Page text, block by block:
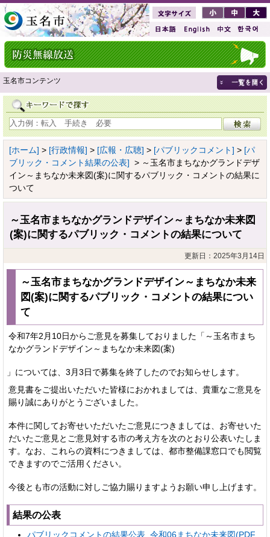
玉名市コンテンツ
[ホーム] > [行政情報] > [広報・広聴] > [パブリックコメント] > [パ
ブリック・コメント結果の公表] > ～玉名市まちなかグランドデザ
イン～まちなか未来図(案)に関するパブリック・コメントの結果に
ついて
～玉名市まちなかグランドデザイン～まちなか未来図
(案)に関するパブリック・コメントの結果について
更新日：2025年3月14日
～玉名市まちなかグランドデザイン～まちなか未来
図(案)に関するパブリック・コメントの結果につい
て
令和7年2月10日からご意見を募集しておりました「～玉名市まち
なかグランドデザイン～まちなか未来図(案)
」については、3月3日で募集を終了したのでお知らせします。
意見書をご提出いただいた皆様におかれましては、貴重なご意見を
賜り誠にありがとうございました。
本件に関してお寄せいただいたご意見につきましては、お寄せいた
だいたご意見とご意見対する市の考え方を次のとおり公表いたしま
す。なお、これらの資料につきましては、都市整備課窓口でも閲覧
できますのでご活用ください。
今後とも市の活動に対しご協力賜りますようお願い申し上げます。
結果の公表
パブリックコメントの結果公表_令和06まちなか未来図(PDF